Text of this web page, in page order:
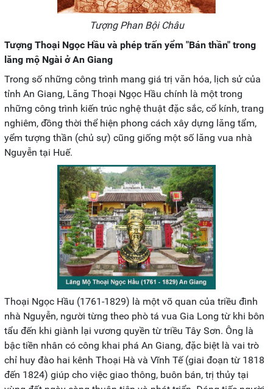
Tượng Phan Bội Châu
Tượng Thoại Ngọc Hầu và phép trấn yểm "Bán thần" trong
lăng mộ Ngài ở An Giang
Trong số những công trình mang giá trị văn hóa, lịch sử của
tỉnh An Giang, Lăng Thoại Ngọc Hầu chính là một trong
những công trình kiến trúc nghệ thuật đặc sắc, cổ kính, trang
nghiêm, đồng thời thể hiện phong cách xây dựng lăng tẩm,
yểm tượng thần (chủ sự) cũng giống một số lăng vua nhà
Nguyễn tại Huế.
Thoại Ngọc Hầu (1761-1829) là một võ quan của triều đình
nhà Nguyễn, người từng theo phò tá vua Gia Long từ khi bôn
tẩu đến khi giành lại vương quyền từ triều Tây Sơn. Ông là
bậc tiền nhân có công khai phá An Giang, đặc biệt là vai trò
chỉ huy đào hai kênh Thoại Hà và Vĩnh Tế (giai đoạn từ 1818
đến 1824) giúp cho việc giao thông, buôn bán, trị thủy tại